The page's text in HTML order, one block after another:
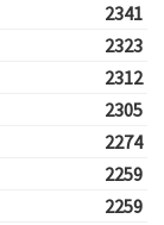
2341
2323
2312
2305
2274
2259
2259